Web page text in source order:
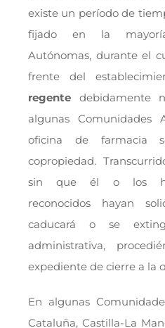
existe un período de
fijado en la
Autónomas, durante el
frente del
regente debidamente
algunas Comunidades
oficina de farmacia
copropiedad.
sin que él o los
reconocidos hayan
caducará o se
administrativa,
expediente de cierre a la
En algunas
Cataluña, Castilla-La